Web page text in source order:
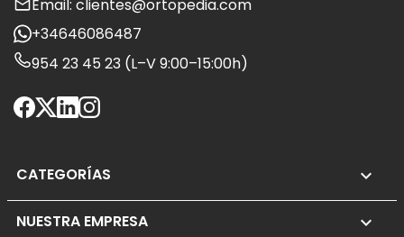
Email: clientes@ortopedia.com
+34646086487
954 23 45 23 (L–V 9:00–15:00h)
CATEGORÍAS 
NUESTRA EMPRESA 